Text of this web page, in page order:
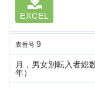
EXCEL
表番号 9
月，男女別転入者総
年）